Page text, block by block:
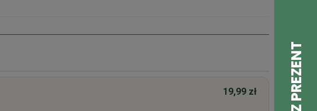
19,99 zł